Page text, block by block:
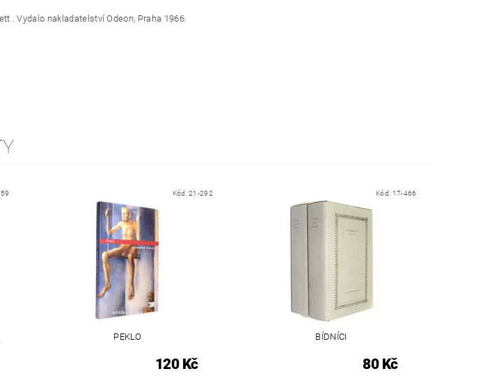
. Vydalo nakladatelství Odeon, Praha 1966.
Kód:21-292
PEKLO
120 Kč
Kód: 17-466
BÍDNÍCI
80 Kč